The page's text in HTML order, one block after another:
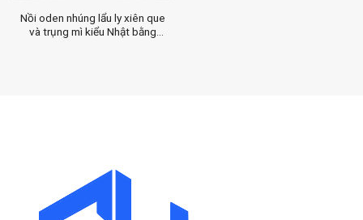
Nồi oden nhúng lẩu ly xiên que
và trụng mì kiểu Nhật bằng